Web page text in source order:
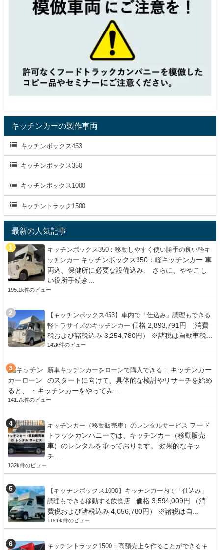
キッチンカーの製作車両
キッチンボックス453
キッチンボックス350
キッチンボックス1000
キッチントラック1500
最新の人気記事
キッチンボックス350：移動しやすく使い勝手の良い軽キ
ッチンカー キッチンボックス350：軽キッチンカー 車
両込、保健所に必要な設備込み、 さらに、ややこし
い役所手続き...
195.1k件のビュー
【キッチンボックス453】車内で「仕込み」調理もできる
軽トラサイズのキッチンカー 価格 2,893,791円 （消費
税および諸税込み 3,254,780円） ※諸税は自動車税...
142k件のビュー
新車キッチンカーをローンで購入できる！
キッチンカー
のスタートに向けて、具体的な検討やリサーチを始め
ると、 ・キッチンカーをやってみ...
141.7k件のビュー
キッチンカー（移動販売車）のレンタルサービス フード
トラックカンパニーでは、キッチンカー（移動販売
車）のレンタルを承っております。 効果的なキッ
チ...
132k件のビュー
【キッチンボックス1000】キッチンカー内で「仕込み」
調理もできる移動する飲食店
価格 3,594,009円 （消
費税および諸税込み 4,056,780円） ※諸税は自...
119.6k件のビュー
キッチントラック1500：高額売上を作ることができるキ